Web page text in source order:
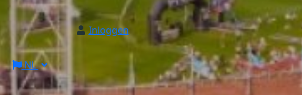
Inloggen
NL